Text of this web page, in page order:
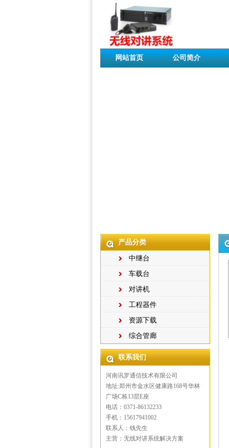
网站首页 公司简介
产品分类
中继台
车载台
对讲机
工程器件
资源下载
综合管廊
联系我们
河南讯罗通信技术有限公司
地址:郑州市金水区健康路168号华林
广场C栋13层E座
电话：0371-86132233
手机：15617941002
联系人：钱先生
主营：无线对讲系统解决方案